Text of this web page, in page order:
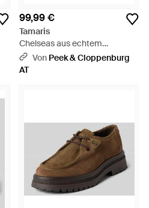
99,99 €
Tamaris
Chelseas aus echtem
Rindsleder - Schwarz
Von Peek & Cloppenburg
AT